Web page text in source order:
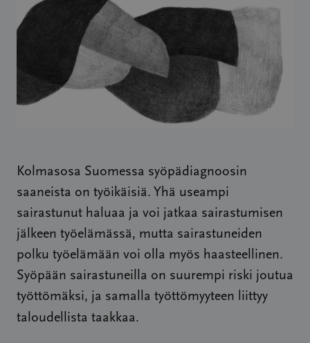
Kolmasosa Suomessa syöpädiagnoosin
saaneista on työikäisiä. Yhä useampi
sairastunut haluaa ja voi jatkaa sairastumisen
jälkeen työelämässä, mutta sairastuneiden
polku työelämään voi olla myös haasteellinen.
Syöpään sairastuneilla on suurempi riski joutua
työttömäksi, ja samalla työttömyyteen liittyy
taloudellista taakkaa.